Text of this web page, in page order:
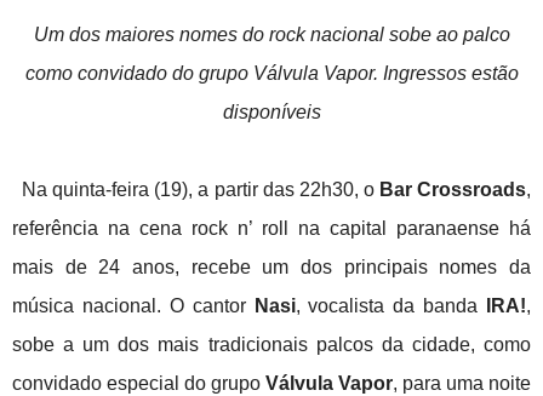
Um dos maiores nomes do rock nacional sobe ao palco
como convidado do grupo Válvula Vapor. Ingressos estão
disponíveis
Na quinta-feira (19), a partir das 22h30, o Bar Crossroads,
referência na cena rock n’ roll na capital paranaense há
mais de 24 anos, recebe um dos principais nomes da
música nacional. O cantor Nasi, vocalista da banda IRA!,
sobe a um dos mais tradicionais palcos da cidade, como
convidado especial do grupo Válvula Vapor, para uma noite